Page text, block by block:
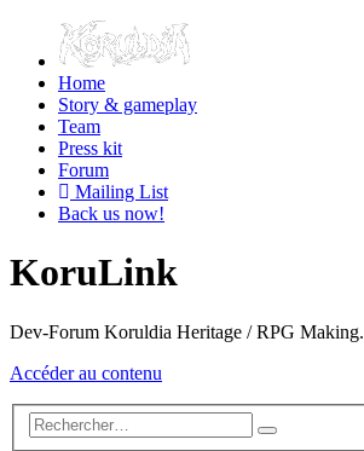
Home
Story & gameplay
Team
Press kit
Forum
Mailing List
Back us now!
KoruLink
Dev-Forum Koruldia Heritage / RPG Making.
Accéder au contenu